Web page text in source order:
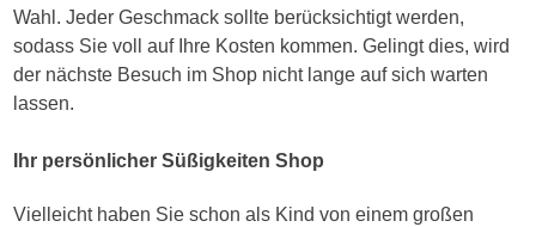
Wahl. Jeder Geschmack sollte berücksichtigt werden,
sodass Sie voll auf Ihre Kosten kommen. Gelingt dies, wird
der nächste Besuch im Shop nicht lange auf sich warten
lassen.
Ihr persönlicher Süßigkeiten Shop
Vielleicht haben Sie schon als Kind von einem großen